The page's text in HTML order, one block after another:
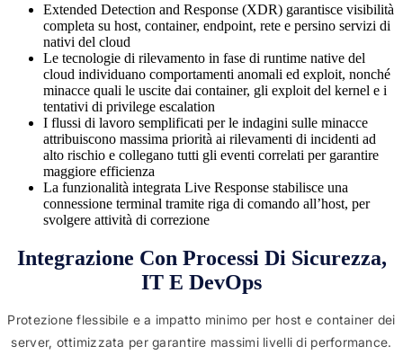
Extended Detection and Response (XDR) garantisce visibilità
completa su host, container, endpoint, rete e persino servizi di
nativi del cloud
Le tecnologie di rilevamento in fase di runtime native del
cloud individuano comportamenti anomali ed exploit, nonché
minacce quali le uscite dai container, gli exploit del kernel e i
tentativi di privilege escalation
I flussi di lavoro semplificati per le indagini sulle minacce
attribuiscono massima priorità ai rilevamenti di incidenti ad
alto rischio e collegano tutti gli eventi correlati per garantire
maggiore efficienza
La funzionalità integrata Live Response stabilisce una
connessione terminal tramite riga di comando all’host, per
svolgere attività di correzione
Integrazione Con Processi Di Sicurezza,
IT E DevOps
Protezione flessibile e a impatto minimo per host e container dei
server, ottimizzata per garantire massimi livelli di performance.